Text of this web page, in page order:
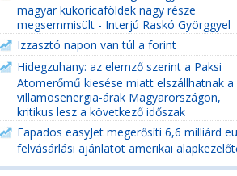
magyar kukoricaföldek nagy része
megsemmisült - Interjú Raskó Györggyel
Izzasztó napon van túl a forint
Hidegzuhany: az elemző szerint a Paksi
Atomerőmű kiesése miatt elszállhatnak a
villamosenergia-árak Magyarországon,
kritikus lesz a következő időszak
Fapados easyJet megerősíti 6,6 milliárd
felvásárlási ajánlatot amerikai